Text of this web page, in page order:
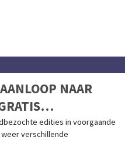
NAAR
edities in voorgaande
verschillende